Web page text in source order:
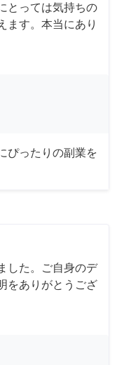
とっては気持ちの
ます。本当にあり
ぴったりの副業を
した。ご自身のデ
をありがとうござ